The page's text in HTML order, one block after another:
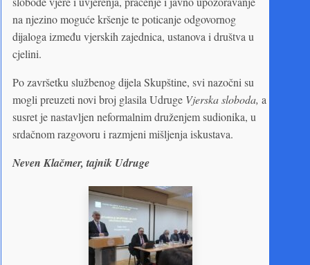
na njezino moguće kršenje te poticanje odgovornog
dijaloga između vjerskih zajednica, ustanova i društva u
cjelini.
Po završetku službenog dijela Skupštine, svi nazočni su
mogli preuzeti novi broj glasila Udruge Vjerska sloboda, a
susret je nastavljen neformalnim druženjem sudionika, u
srdačnom razgovoru i razmjeni mišljenja iskustava.
Neven Klačmer, tajnik Udruge